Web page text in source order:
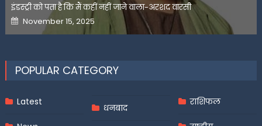
इंडस्ट्री को पता है कि मैं कहीं नहीं जाने वाला-अरशद वारसी
Posted
on
November 15, 2025
POPULAR CATEGORY
Latest
धनबाद
राशिफल